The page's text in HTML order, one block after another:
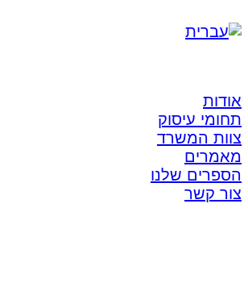
אודות
תחומי עיסוק
צוות המשרד
מאמרים
הספרים שלנו
צור קשר